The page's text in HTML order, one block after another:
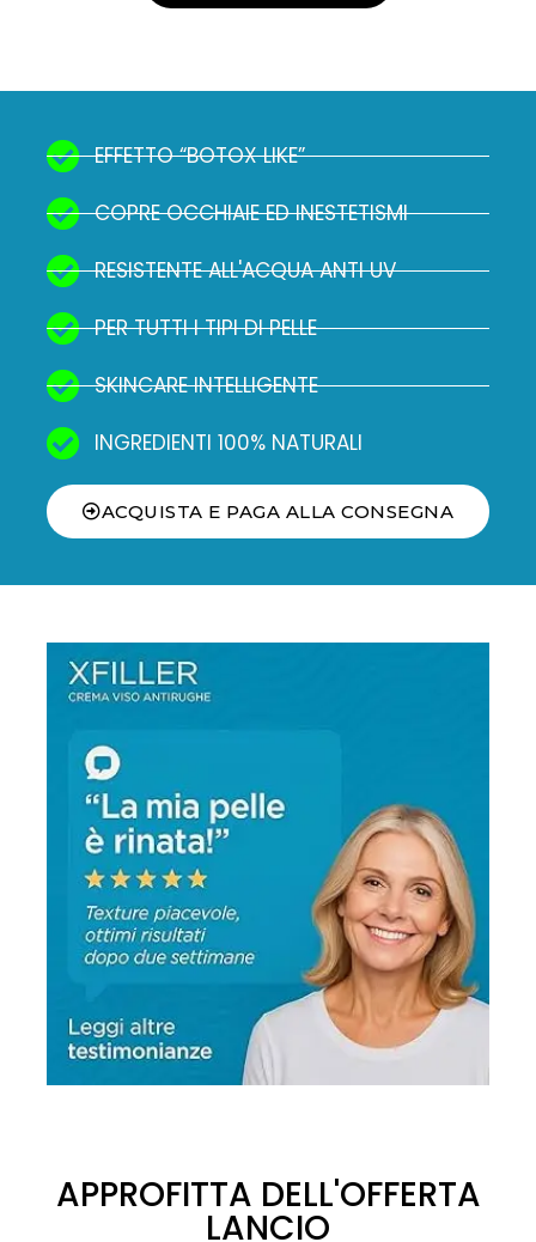
EFFETTO “BOTOX LIKE”
COPRE OCCHIAIE ED INESTETISMI
RESISTENTE ALL'ACQUA ANTI UV
PER TUTTI I TIPI DI PELLE
SKINCARE INTELLIGENTE
INGREDIENTI 100% NATURALI
ACQUISTA E PAGA ALLA CONSEGNA
APPROFITTA DELL'OFFERTA
LANCIO